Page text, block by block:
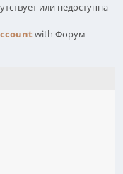
или недоступна
with Форум -